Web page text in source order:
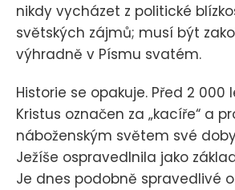
nikdy vycházet z politické
světských zájmů; musí být
výhradně v Písmu svatém.
Historie se opakuje. Před 2 000
Kristus označen za „kacíře“ a
náboženským světem své
Ježíše ospravedlnila jako
Je dnes podobně spravedlivé